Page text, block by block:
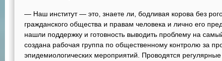
— Наш институт — это, знаете ли, бодливая корова без
гражданского общества и правам человека и лично его
нашли поддержку и готовность выводить проблему на
создана рабочая группа по общественному контролю за
эпидемиологических мероприятий. Проводятся